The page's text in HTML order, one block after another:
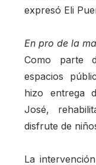
expresó Eli
En pro de la
Como parte
espacios
hizo entrega
José,
disfrute de
La